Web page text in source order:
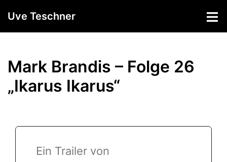
Inhalt
springen
Uve Teschner
Mark Brandis – Folge 26
„Ikarus Ikarus“
Ein Trailer von